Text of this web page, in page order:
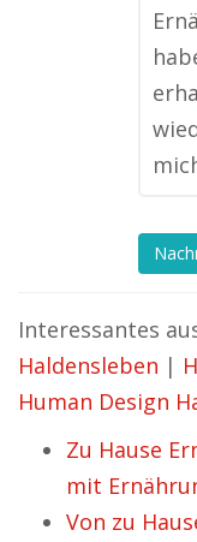
Interessantes
Haldensleben |
Human Design
Zu Hause
mit
Von zu